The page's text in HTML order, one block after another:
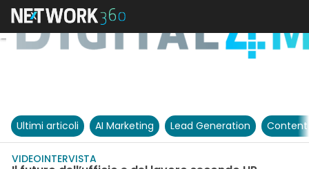
Ultimi articoli AI Marketing Lead Generation
VIDEOINTERVISTA